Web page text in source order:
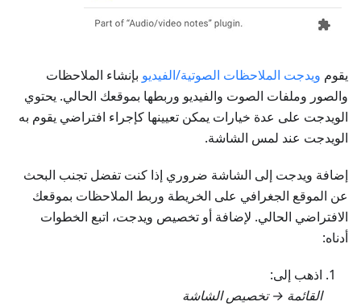
يقوم ويدجت الملاحظات الصوتية/الفيديو بإنشاء الملاحظات
والصور وملفات الصوت والفيديو وربطها بموقعك الحالي. يحتوي
الويدجت على عدة خيارات يمكن تعيينها كإجراء افتراضي يقوم به
الويدجت عند لمس الشاشة.
إضافة ويدجت إلى الشاشة ضروري إذا كنت تفضل تجنب البحث
عن الموقع الجغرافي على الخريطة وربط الملاحظات بموقعك
الافتراضي الحالي. لإضافة أو تخصيص ويدجت، اتبع الخطوات
أدناه:
اذهب إلى:
القائمة → تخصيص الشاشة